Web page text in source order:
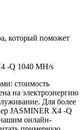
который поможет
-Q 1040 MH/s
стоимость
на электроэнергию
Для более
JASMINER X4 -Q
онлайн-